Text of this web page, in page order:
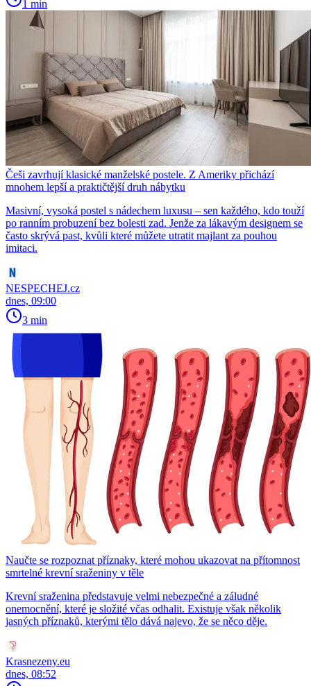
1 min
Češi zavrhují klasické manželské postele. Z Ameriky přichází
mnohem lepší a praktičtější druh nábytku
Masivní, vysoká postel s nádechem luxusu – sen každého, kdo touží
po ranním probuzení bez bolesti zad. Jenže za lákavým designem se
často skrývá past, kvůli které můžete utratit majlant za pouhou
imitaci.
NESPECHEJ.cz
dnes, 09:00
3 min
Naučte se rozpoznat příznaky, které mohou ukazovat na přítomnost
smrtelné krevní sraženiny v těle
Krevní sraženina představuje velmi nebezpečné a záludné
onemocnění, které je složité včas odhalit. Existuje však několik
jasných příznaků, kterými tělo dává najevo, že se něco děje.
Krasnezeny.eu
dnes, 08:52